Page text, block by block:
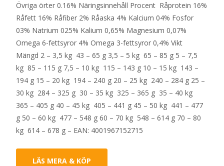
Övriga örter 0.16% Näringsinnehåll Procent Råprotein 16%
Råfett 16% Råfiber 2% Råaska 4% Kalcium 04% Fosfor
03% Natrium 025% Kalium 0,65% Magnesium 0,07%
Omega 6-fettsyror 4% Omega 3-fettsyror 0,4% Vikt
Mängd 2 – 3,5 kg 43 – 65 g 3,5 – 5 kg 65 – 85 g 5 – 7,5
kg 85 – 115 g 7,5 – 10 kg 115 – 143 g 10 – 15 kg 143 –
194 g 15 – 20 kg 194 – 240 g 20 – 25 kg 240 – 284 g 25 –
30 kg 284 – 325 g 30 – 35 kg 325 – 365 g 35 – 40 kg
365 – 405 g 40 – 45 kg 405 – 441 g 45 – 50 kg 441 – 477
g 50 – 60 kg 477 – 548 g 60 – 70 kg 548 – 614 g 70 – 80
kg 614 – 678 g – EAN: 4001967152715
LÄS MERA & KÖP